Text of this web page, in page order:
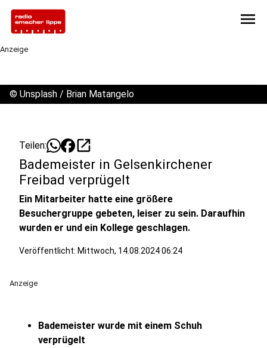
menu
Anzeige
© Unsplash / Brian Matangelo
Teilen: open_in_new
Bademeister in Gelsenkirchener
Freibad verprügelt
Ein Mitarbeiter hatte eine größere
Besuchergruppe gebeten, leiser zu sein. Daraufhin
wurden er und ein Kollege geschlagen.
Veröffentlicht: Mittwoch, 14.08.2024 06:24
Anzeige
Bademeister wurde mit einem Schuh
verprügelt